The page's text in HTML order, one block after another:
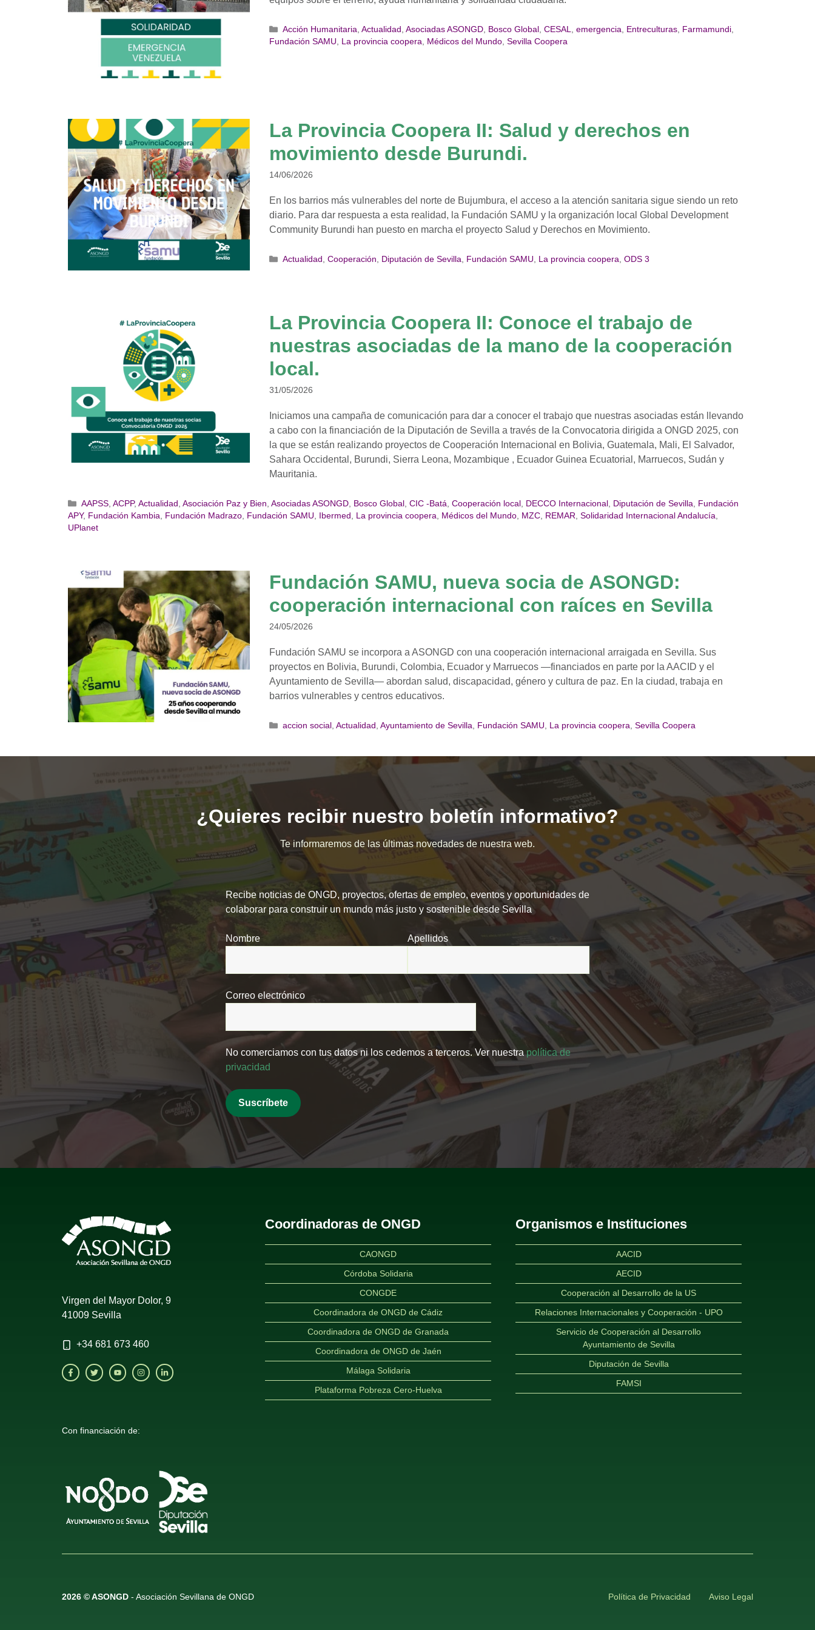
Categorías
Acción Humanitaria Actualidad Asociadas ASONGD, Bosco Global CESAL emergencia Entreculturas, Farmamundi,
Fundación SAMU
La provincia coopera Médicos del Mundo Sevilla Coopera
La Provincia Coopera II: Salud y derechos en
movimiento desde Burundi.
14/06/2026
En los barrios más vulnerables del norte de Bujumbura, el acceso a la atención sanitaria sigue siendo un reto
diario. Para dar respuesta a esta realidad, la Fundación SAMU y la organización local Global Development
Community Burundi han puesto en marcha el proyecto Salud y Derechos en Movimiento.
Categorías
Actualidad Cooperación Diputación de Sevilla Fundación SAMU La provincia coopera ODS 3
La Provincia Coopera II: Conoce el trabajo de
nuestras asociadas de la mano de la cooperación
local.
31/05/2026
Iniciamos una campaña de comunicación para dar a conocer el trabajo que nuestras asociadas están llevando
a cabo con la financiación de la Diputación de Sevilla a través de la Convocatoria dirigida a ONGD 2025, con
la que se están realizando proyectos de Cooperación Internacional en Bolivia, Guatemala, Mali, El Salvador,
Sahara Occidental, Burundi, Sierra Leona, Mozambique , Ecuador Guinea Ecuatorial, Marruecos, Sudán y
Mauritania.
Categorías
AAPSS, ACPP, Actualidad Asociación Paz y Bien Asociadas ASONGD, Bosco Global CIC -Batá Cooperación local DECCO Internacional Diputación de Sevilla
Fundación
APY, Fundación Kambia Fundación Madrazo Fundación SAMU Ibermed La provincia coopera Médicos del Mundo MZC REMAR Solidaridad Internacional Andalucía
UPlanet
Fundación SAMU, nueva socia de ASONGD:
cooperación internacional con raíces en Sevilla
24/05/2026
Fundación SAMU se incorpora a ASONGD con una cooperación internacional arraigada en Sevilla. Sus
proyectos en Bolivia, Burundi, Colombia, Ecuador y Marruecos —financiados en parte por la AACID y el
Ayuntamiento de Sevilla— abordan salud, discapacidad, género y cultura de paz. En la ciudad, trabaja en
barrios vulnerables y centros educativos.
Categorías
accion social Actualidad Ayuntamiento de Sevilla Fundación SAMU La provincia coopera Sevilla Coopera
¿Quieres recibir nuestro boletín informativo?
Te informaremos de las últimas novedades de nuestra web.
Recibe noticias de ONGD, proyectos, ofertas de empleo, eventos y oportunidades de
colaborar para construir un mundo más justo y sostenible desde Sevilla
Nombre Apellidos
Correo electrónico
No comerciamos con tus datos ni los cedemos a terceros. Ver nuestrapolítica de
privacidad
Virgen del Mayor Dolor, 9
41009 Sevilla
+34 681 673 460
Coordinadoras de ONGD
CAONGD
Córdoba Solidaria
CONGDE
Coordinadora de ONGD de Cádiz
Coordinadora de ONGD de Granada
Coordinadora de ONGD de Jaén
Málaga Solidaria
Plataforma Pobreza Cero-Huelva
Organismos e Instituciones
AACID
AECID
Cooperación al Desarrollo de la US
Relaciones Internacionales y Cooperación - UPO
Servicio de Cooperación al Desarrollo
Ayuntamiento de Sevilla
Diputación de Sevilla
FAMSI
Con financiación de:
2026 © ASONGD - Asociación Sevillana de ONGD Política de Privacidad Aviso Legal